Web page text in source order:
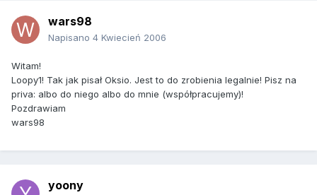
wars98
Napisano 4 Kwiecień 2006
Witam!
Loopy1! Tak jak pisał Oksio. Jest to do zrobienia legalnie! Pisz na
priva: albo do niego albo do mnie (współpracujemy)!
Pozdrawiam
wars98
yoony